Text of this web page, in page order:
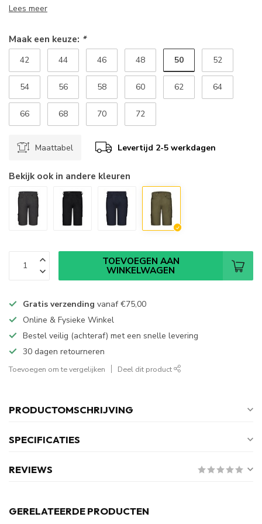
Lees meer
Maak een keuze: *
42 44 46 48 50 52
54 56 58 60 62 64
66 68 70 72
Maattabel Levertijd 2-5 werkdagen
Bekijk ook in andere kleuren
TOEVOEGEN AAN
WINKELWAGEN
Gratis verzending vanaf€75,00
Online & Fysieke Winkel
Bestel veilig (achteraf) met een snelle levering
30 dagen retourneren
Toevoegen om te vergelijken Deel dit product
PRODUCTOMSCHRIJVING
SPECIFICATIES
REVIEWS
GERELATEERDE PRODUCTEN